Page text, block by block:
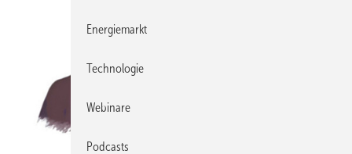
Energiemarkt
Technologie
Webinare
Podcasts